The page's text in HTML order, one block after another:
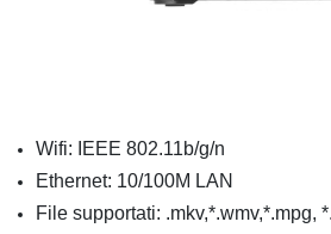
Wifi: IEEE 802.11b/g/n
Ethernet: 10/100M LAN
File supportati: .mkv,*.wmv,*.mpg,